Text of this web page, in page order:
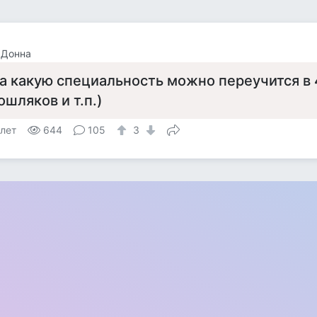
какую специальность можно переучится в
и т.п.)
644 105 3